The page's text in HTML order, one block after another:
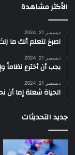
الأكثر مشاهدة
ديسمبر 21, 2024
‫اصرخ لتعلم أنك ما
ديسمبر 21, 2024
يجب أن أخترع نظاماً
ديسمبر 21, 2024
الحياة شعلة إما أن
جديد التحديثات